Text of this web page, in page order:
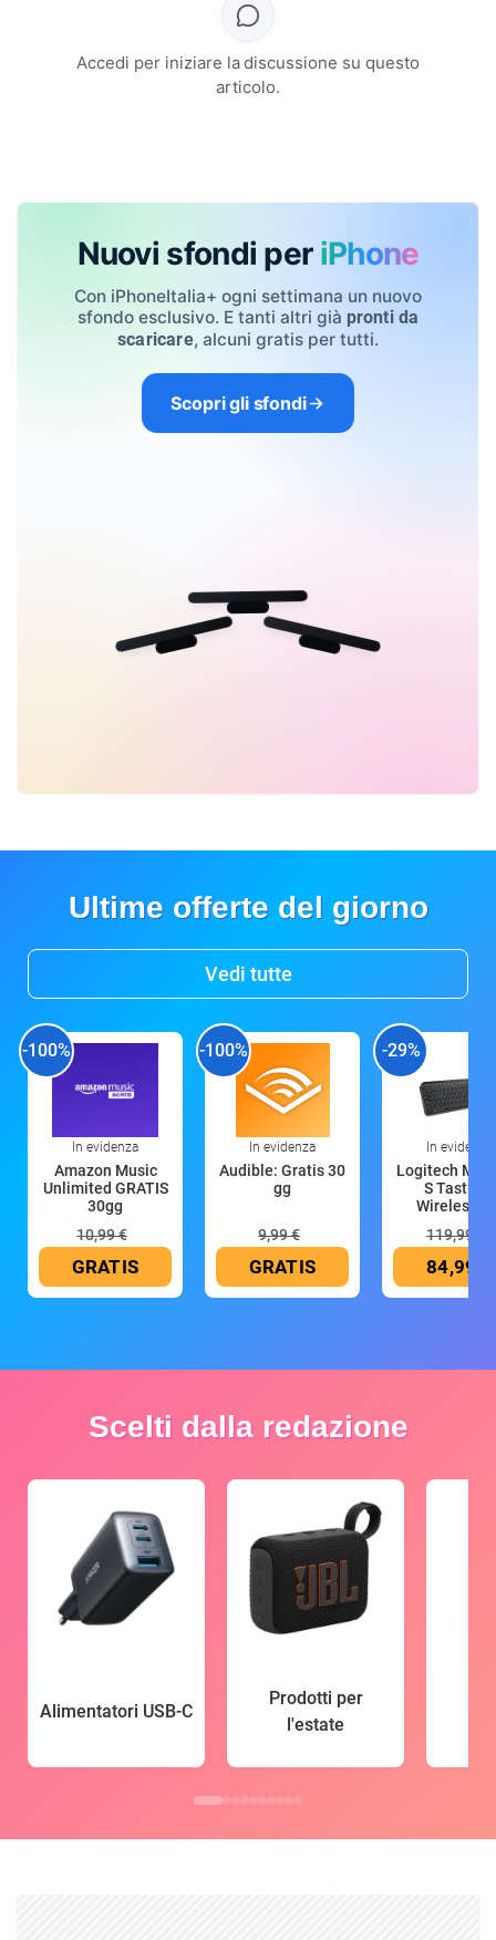
Accedi per iniziare la discussione su questo
articolo.
Nuovi sfondi per iPhone
Con iPhoneItalia+ ogni settimana un nuovo
sfondo esclusivo. E tanti altri già pronti da
scaricare, alcuni gratis per tutti.
Scopri gli sfondi
Ultime offerte del giorno
Vedi tutte
-100%
In evidenza
Amazon Music
Unlimited GRATIS
30gg
10,99 €
GRATIS
-100%
In evidenza
Audible: Gratis 30
gg
9,99 €
GRATIS
-29%
In evidenza
Logitech MX
S Tastiera
Wireless
119,99 €
84,99 €
Scelti dalla redazione
Alimentatori USB-C
Prodotti per
l'estate